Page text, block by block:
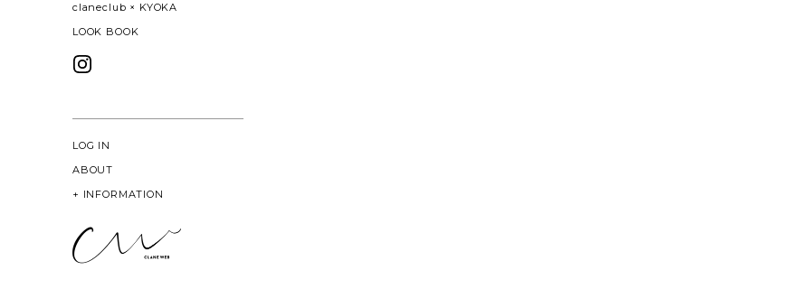
claneclub × KYOKA
LOOK BOOK
LOG IN
ABOUT
+ INFORMATION